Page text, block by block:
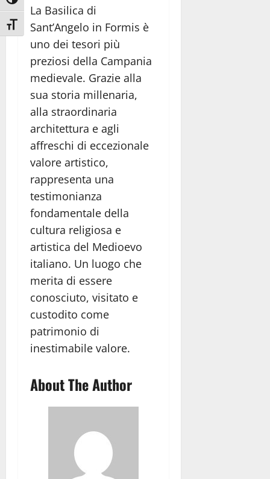
Attiva/disattiva dimensione testo
La Basilica di
Sant’Angelo in Formis è
uno dei tesori più
preziosi della Campania
medievale. Grazie alla
sua storia millenaria,
alla straordinaria
architettura e agli
affreschi di eccezionale
valore artistico,
rappresenta una
testimonianza
fondamentale della
cultura religiosa e
artistica del Medioevo
italiano. Un luogo che
merita di essere
conosciuto, visitato e
custodito come
patrimonio di
inestimabile valore.
About The Author